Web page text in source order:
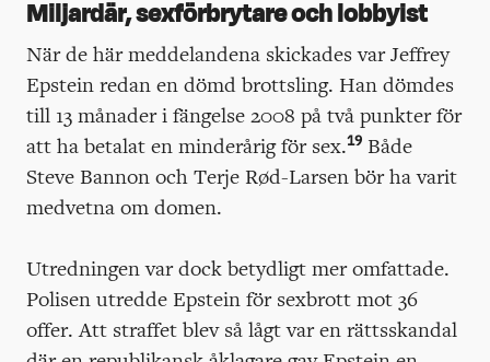
Miljardär, sexförbrytare och lobbyist
När de här meddelandena skickades var Jeffrey
Epstein redan en dömd brottsling. Han dömdes
till 13 månader i fängelse 2008 på två punkter för
att ha betalat en minderårig för sex.19 Både
Steve Bannon och Terje Rød-Larsen bör ha varit
medvetna om domen.
Utredningen var dock betydligt mer omfattade.
Polisen utredde Epstein för sexbrott mot 36
offer. Att straffet blev så lågt var en rättsskandal